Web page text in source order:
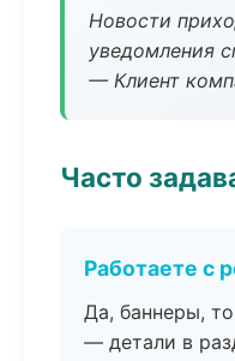
Новости
уведомления
— Клиент
Часто
Работаете с
Да, баннеры,
— детали в